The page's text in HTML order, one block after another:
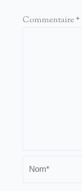
Commentaire *